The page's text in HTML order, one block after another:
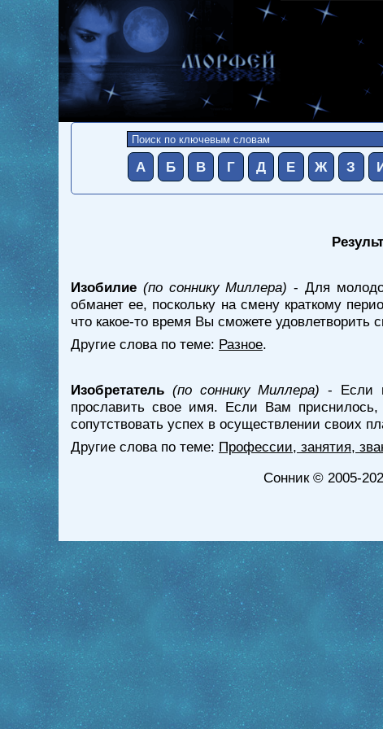
А Б В Г Д Е Ж З
Изобилие (по соннику Миллера) - Для
обманет ее, поскольку на смену краткому
что какое-то время Вы сможете удовлетворить
Другие слова по теме: Разное.
Изобретатель (по соннику Миллера) - Если
прославить свое имя. Если Вам
сопутствовать успех в осуществлении своих
Другие слова по теме: Профессии, занятия,
Сонник© 2005-